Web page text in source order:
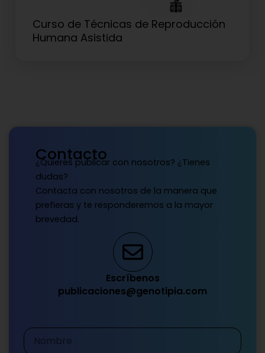
Curso de Técnicas de Reproducción
Humana Asistida
Contacto
¿Quieres publicar con nosotros? ¿Tienes
dudas?
Contacta con nosotros de la manera que
prefieras y te responderemos a la mayor
brevedad.
Escríbenos
publicaciones@genotipia.com
Nombre